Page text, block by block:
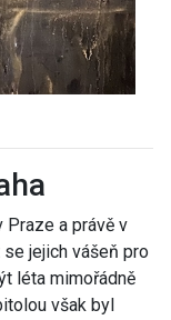
Praze a právě v
jejich vášeň pro
léta mimořádně
však byl